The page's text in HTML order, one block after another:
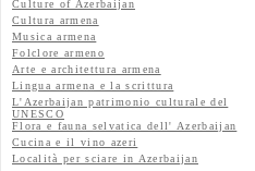
Culture of Azerbaijan
Cultura armena
Musica armena
Folclore armeno
Arte e architettura armena
Lingua armena e la scrittura
L'Azerbaijan patrimonio culturale del
UNESCO
Flora e fauna selvatica dell' Azerbaijan
Cucina e il vino azeri
Località per sciare in Azerbaijan